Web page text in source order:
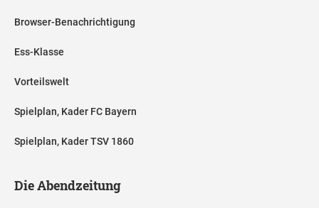
Browser-Benachrichtigung
Ess-Klasse
Vorteilswelt
Spielplan, Kader FC Bayern
Spielplan, Kader TSV 1860
Die Abendzeitung